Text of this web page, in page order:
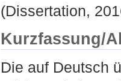
(Dissertation,
Kurzfassung/
Die auf Deutsch